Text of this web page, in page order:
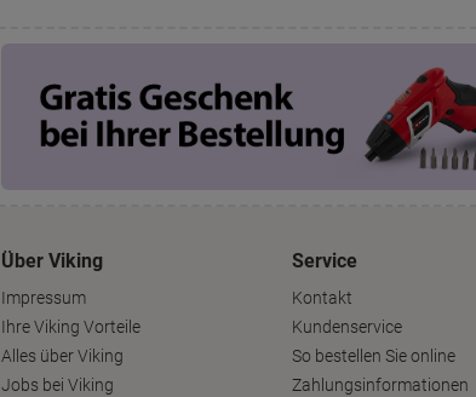
Über Viking
Impressum
Ihre Viking Vorteile
Alles über Viking
Jobs bei Viking
Service
Kontakt
Kundenservice
So bestellen Sie online
Zahlungsinformationen